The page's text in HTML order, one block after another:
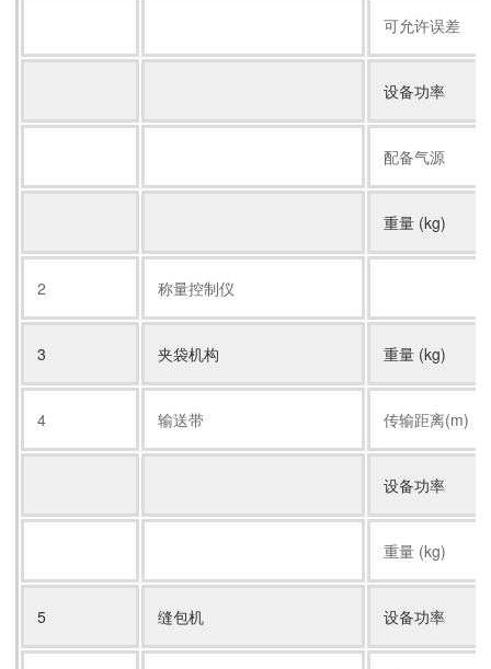
可允许误差
设备功率
配备气源
重量 (kg)
2 称量控制仪
3 夹袋机构 重量 (kg)
4 输送带 传输距离(m)
设备功率
重量 (kg)
5 缝包机 设备功率